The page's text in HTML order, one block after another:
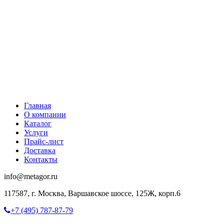
Главная
О компании
Каталог
Услуги
Прайс-лист
Доставка
Контакты
info@metagor.ru
117587, г. Москва, Варшавское шоссе, 125Ж, корп.6
+7 (495) 787-87-79